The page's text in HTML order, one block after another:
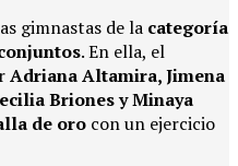
gimnastas de la categoría
. En ella, el
Adriana Altamira, Jimena
Briones y Minaya
de oro con un ejercicio